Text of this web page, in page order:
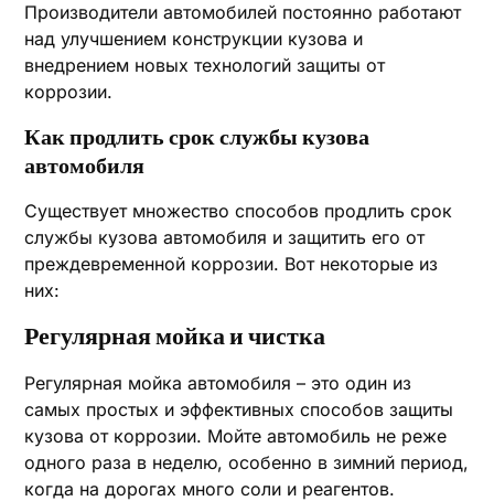
Производители автомобилей постоянно работают
над улучшением конструкции кузова и
внедрением новых технологий защиты от
коррозии.
Как продлить срок службы кузова
автомобиля
Существует множество способов продлить срок
службы кузова автомобиля и защитить его от
преждевременной коррозии. Вот некоторые из
них:
Регулярная мойка и чистка
Регулярная мойка автомобиля – это один из
самых простых и эффективных способов защиты
кузова от коррозии. Мойте автомобиль не реже
одного раза в неделю, особенно в зимний период,
когда на дорогах много соли и реагентов.